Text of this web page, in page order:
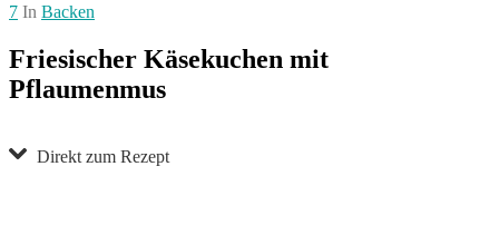
7 In Backen
Friesischer Käsekuchen mit
Pflaumenmus
Direkt zum Rezept